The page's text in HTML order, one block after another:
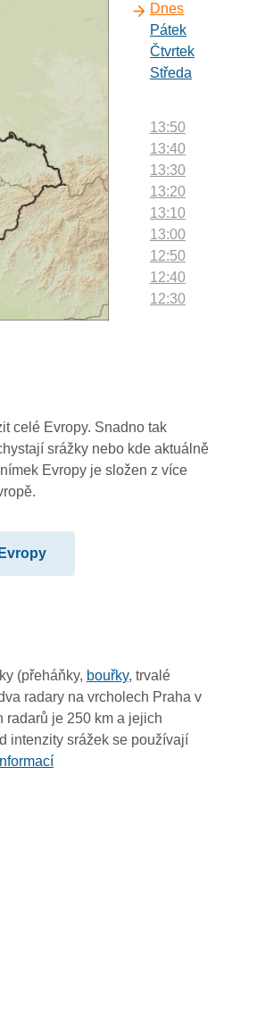
Dnes
Pátek
Čtvrtek
Středa
13:50
13:40
13:30
13:20
13:10
13:00
12:50
12:40
12:30
11:30
11:20
11:10
09:30
09:20
09:10
09:00
celé Evropy. Snadno tak
srážky nebo kde aktuálně
Evropy je složen z více
(přeháňky, bouřky, trvalé
radary na vrcholech Praha v
radarů je 250 km a jejich
intenzity srážek se používají